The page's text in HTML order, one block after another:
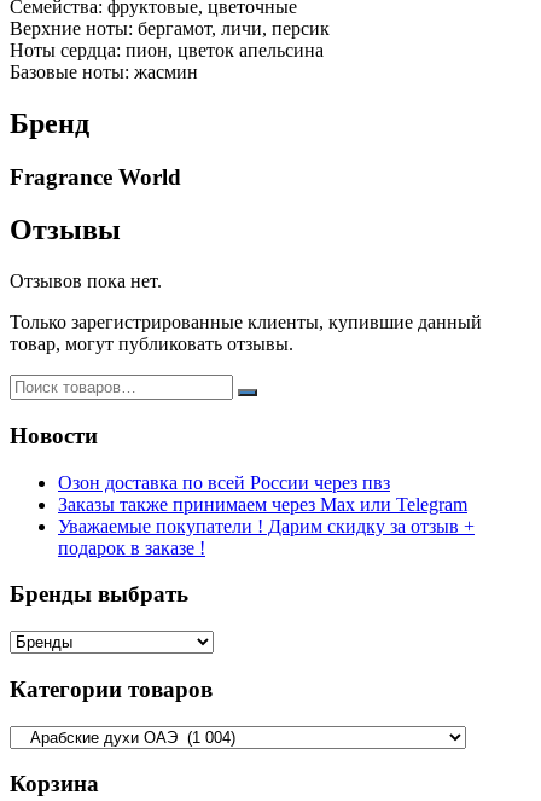
Семейства: фруктовые, цветочные
Верхние ноты: бергамот, личи, персик
Ноты сердца: пион, цветок апельсина
Базовые ноты: жасмин
Бренд
Fragrance World
Отзывы
Отзывов пока нет.
Только зарегистрированные клиенты, купившие данный
товар, могут публиковать отзывы.
Новости
Озон доставка по всей России через пвз
Заказы также принимаем через Max или Telegram
Уважаемые покупатели ! Дарим скидку за отзыв +
подарок в заказе !
Бренды выбрать
Категории товаров
Корзина